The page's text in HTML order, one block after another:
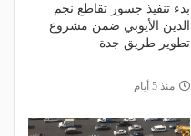
بدء تنفيذ جسور تقاطع نجم
الدين الأيوبي ضمن مشروع
تطوير طريق جدة
منذ 5 أيام